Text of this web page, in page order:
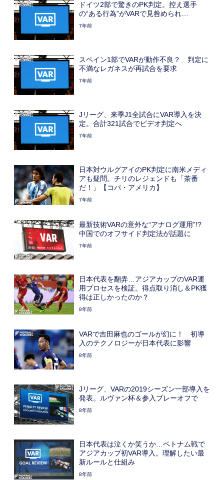
ドイツ2部で驚きのPK判定。控え選手
の“ある行為”がVARで見咎められ…
7年前
スペイン1部でVARが動作不良？ 判定に
不満なレガネスが再試合を要求
7年前
Jリーグ、来季J1全試合にVAR導入を決
定。合計321試合でビデオ判定へ
7年前
日本対ウルグアイのPK判定に南米メディ
アも疑問。チリのレジェンドも「茶番
だ！」【コパ・アメリカ】
7年前
最新技術VARの意外な“アナログ運用”!?
中国でのオフサイド判定法が話題に
7年前
日本代表を翻弄…アジアカップのVAR運
用プロセスを検証。得点取り消し＆PK獲
得は正しかったのか？
8年前
VARで吉田麻也のゴールが幻に！ 初導
入のテクノロジーが日本代表に影響
8年前
Jリーグ、VARの2019シーズン一部導入を
発表。ルヴァン杯＆参入プレーオフで
8年前
日本代表は泣くか笑うか…ベトナム戦で
アジアカップ初VAR導入。理解したい最
新ルールと仕組み
8年前